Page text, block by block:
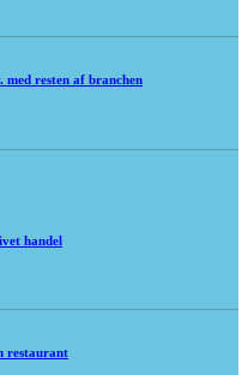
resten af branchen
handel
restaurant